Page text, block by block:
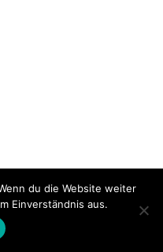
du die Website weiter
Einverständnis aus.